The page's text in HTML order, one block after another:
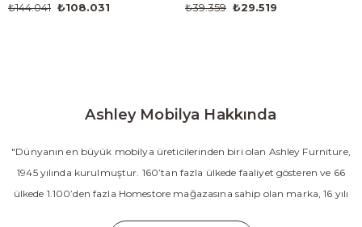
₺108.031
₺144.041
₺29.519
₺39.359
Ashley Mobilya Hakkında
"Dünyanın en büyük mobilya üreticilerinden biri olan Ashley Furniture,
1945 yılında kurulmuştur. 160’tan fazla ülkede faaliyet gösteren ve 66
ülkede 1.100’den fazla Homestore mağazasına sahip olan marka, 16 yılı